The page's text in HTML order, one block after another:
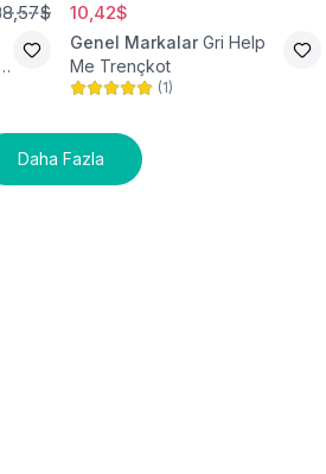
10,42$
Genel Markalar Gri Help
Me Trençkot
(1)
Daha Fazla